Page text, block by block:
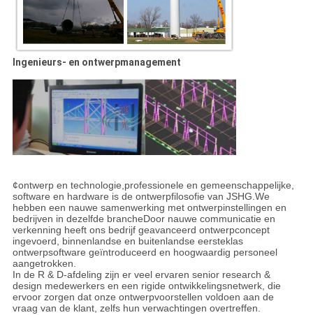
Ingenieurs- en ontwerpmanagement
¢ontwerp en technologie,professionele en gemeenschappelijke,
software en hardware is de ontwerpfilosofie van JSHG.We
hebben een nauwe samenwerking met ontwerpinstellingen en
bedrijven in dezelfde brancheDoor nauwe communicatie en
verkenning heeft ons bedrijf geavanceerd ontwerpconcept
ingevoerd, binnenlandse en buitenlandse eersteklas
ontwerpsoftware geïntroduceerd en hoogwaardig personeel
aangetrokken.
In de R & D-afdeling zijn er veel ervaren senior research &
design medewerkers en een rigide ontwikkelingsnetwerk, die
ervoor zorgen dat onze ontwerpvoorstellen voldoen aan de
vraag van de klant, zelfs hun verwachtingen overtreffen.